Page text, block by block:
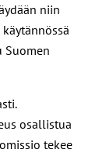
niin
Suomen
osallistua
tekee